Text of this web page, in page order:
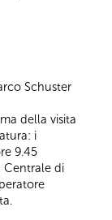
Schuster
della visita
i
9.45
Centrale di